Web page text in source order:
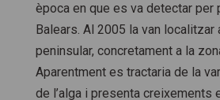
època en que es va detectar per
Balears. Al 2005 la van localitzar
peninsular, concretament a la
Aparentment es tractaria de la
de l’alga i presenta creixements